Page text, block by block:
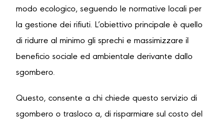
modo ecologico, seguendo le normative locali per
la gestione dei rifiuti. L’obiettivo principale è quello
di ridurre al minimo gli sprechi e massimizzare il
beneficio sociale ed ambientale derivante dallo
sgombero.
Questo, consente a chi chiede questo servizio di
sgombero o trasloco a, di risparmiare sul costo del